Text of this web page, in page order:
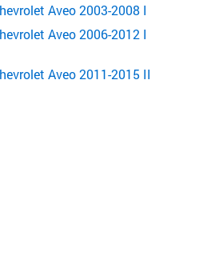
Aveo 2003-2008 I
Aveo 2006-2012 I
Aveo 2011-2015 II